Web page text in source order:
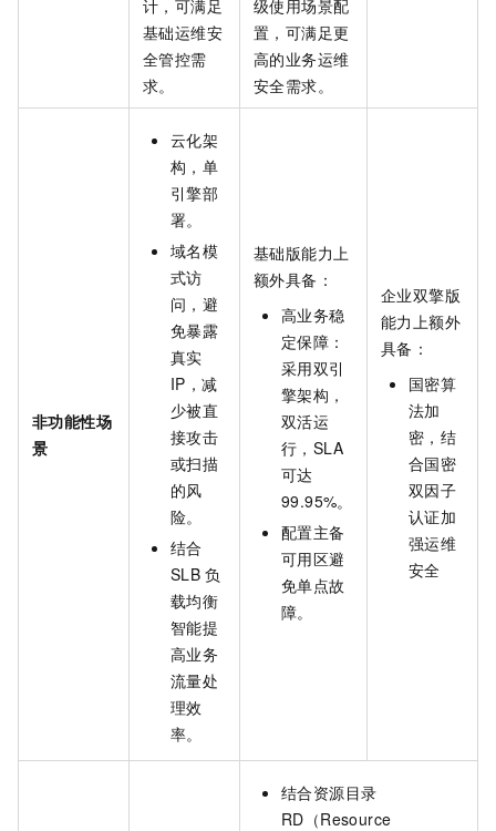
计，可满足
基础运维安
全管控需
求。
级使用场景配
置，可满足更
高的业务运维
安全需求。
非功能性场
景
云化架
构，单
引擎部
署。
域名模
式访
问，避
免暴露
真实
IP，减
少被直
接攻击
或扫描
的风
险。
结合
SLB 负
载均衡
智能提
高业务
流量处
理效
率。
基础版能力上
额外具备：
高业务稳
定保障：
采用双引
擎架构，
双活运
行，SLA
可达
99.95%。
配置主备
可用区避
免单点故
障。
企业双擎版
能力上额外
具备：
国密算
法加
密，结
合国密
双因子
认证加
强运维
安全
结合资源目录
RD（Resource